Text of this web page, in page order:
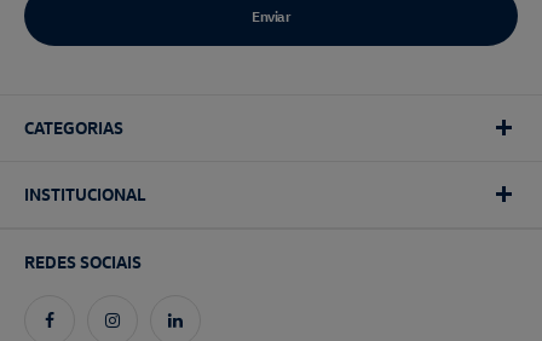
CATEGORIAS
INSTITUCIONAL
REDES SOCIAIS